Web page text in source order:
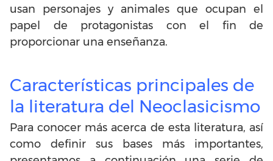
usan personajes y animales que ocupan el
papel de protagonistas con el fin de
proporcionar una enseñanza.
Características principales de
la literatura del Neoclasicismo
Para conocer más acerca de esta literatura, así
como definir sus bases más importantes,